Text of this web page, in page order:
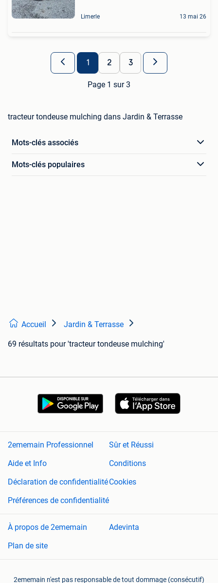
Limerle 13 mai 26
1 2 3
Page 1 sur 3
tracteur tondeuse mulching dans Jardin & Terrasse
Mots-clés associés
Mots-clés populaires
Accueil Jardin & Terrasse
69 résultats pour 'tracteur tondeuse mulching'
2ememain Professionnel
Sûr et Réussi
Aide et Info
Conditions
Déclaration de confidentialitéCookies
Préférences de confidentialité
À propos de 2ememain
Adevinta
Plan de site
2ememain n'est pas responsable de tout dommage (consécutif)